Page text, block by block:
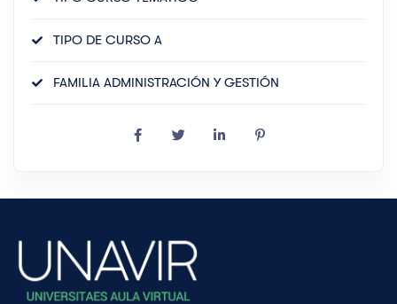
TIPO DE CURSO A
FAMILIA ADMINISTRACIÓN Y GESTIÓN